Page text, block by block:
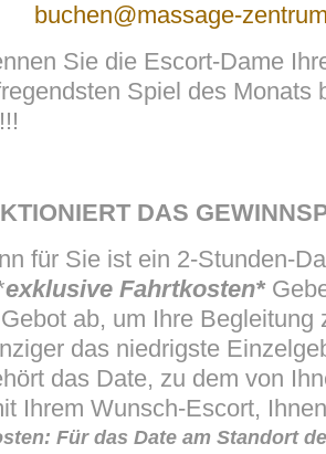
buchen@massage-
Sie die Escort-Dame
Spiel des Monats
DAS
für Sie ist ein 2-Stunden-
exklusive Fahrtkosten*
ab, um Ihre Begleitung
das niedrigste
das Date, zu dem von
Ihrem Wunsch-Escort,
Für das Date am Standort